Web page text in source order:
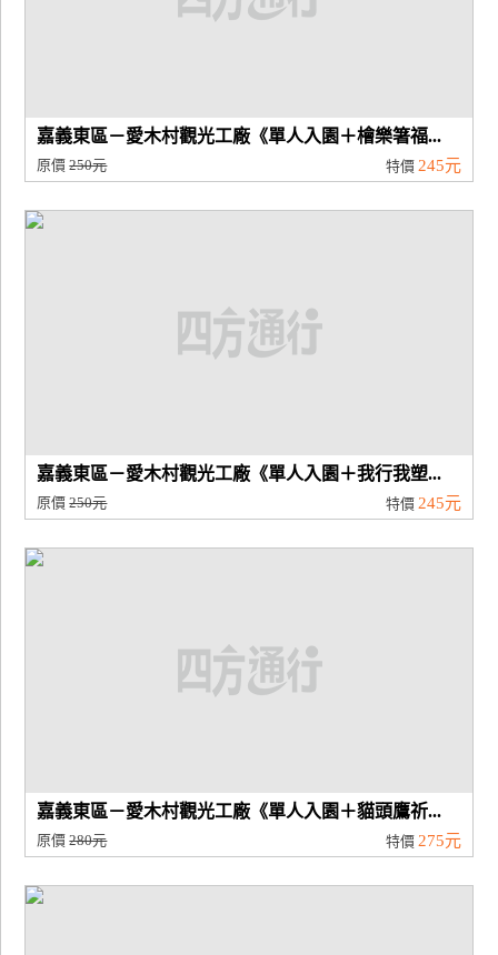
嘉義東區－愛木村觀光工廠《單人入園＋檜樂箸福...
原價250元 特價 245元
嘉義東區－愛木村觀光工廠《單人入園＋我行我塑...
原價250元 特價 245元
嘉義東區－愛木村觀光工廠《單人入園＋貓頭鷹祈...
原價280元 特價 275元